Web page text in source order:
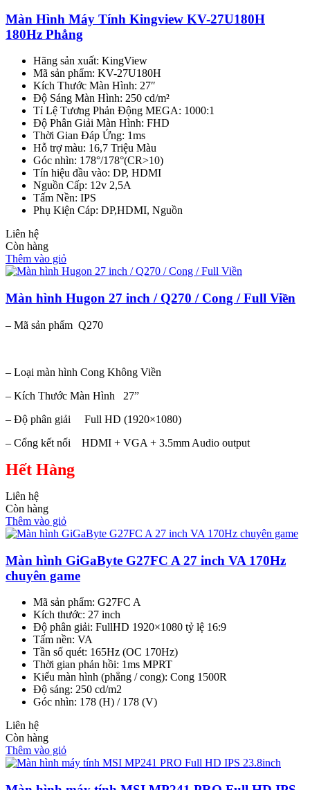
Màn Hình Máy Tính Kingview KV-27U180H
180Hz Phẳng
Hãng sản xuất: KingView
Mã sản phẩm: KV-27U180H
Kích Thước Màn Hình: 27″
Độ Sáng Màn Hình: 250 cd/m²
Tỉ Lệ Tương Phản Động MEGA: 1000:1
Độ Phân Giải Màn Hình: FHD
Thời Gian Đáp Ứng: 1ms
Hỗ trợ màu: 16,7 Triệu Màu
Góc nhìn: 178°/178°(CR>10)
Tín hiệu đầu vào: DP, HDMI
Nguồn Cấp: 12v 2,5A
Tấm Nền: IPS
Phụ Kiện Cáp: DP,HDMI, Nguồn
Liên hệ
Còn hàng
Thêm vào giỏ
Màn hình Hugon 27 inch / Q270 / Cong / Full Viền
– Mã sản phẩm Q270
– Loại màn hình Cong Không Viền
– Kích Thước Màn Hình 27”
– Độ phân giải Full HD (1920×1080)
– Cổng kết nối HDMI + VGA + 3.5mm Audio output
Hết Hàng
Liên hệ
Còn hàng
Thêm vào giỏ
Màn hình GiGaByte G27FC A 27 inch VA 170Hz
chuyên game
Mã sản phẩm: G27FC A
Kích thước: 27 inch
Độ phân giải: FullHD 1920×1080 tỷ lệ 16:9
Tấm nền: VA
Tần số quét: 165Hz (OC 170Hz)
Thời gian phản hồi: 1ms MPRT
Kiểu màn hình (phẳng / cong): Cong 1500R
Độ sáng: 250 cd/m2
Góc nhìn: 178 (H) / 178 (V)
Liên hệ
Còn hàng
Thêm vào giỏ